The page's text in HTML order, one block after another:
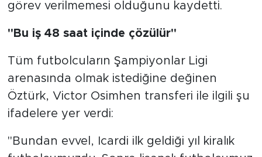
görev verilmemesi olduğunu kaydetti.
"Bu iş 48 saat içinde çözülür"
Tüm futbolcuların Şampiyonlar Ligi
arenasında olmak istediğine değinen
Öztürk, Victor Osimhen transferi ile ilgili şu
ifadelere yer verdi:
"Bundan evvel, Icardi ilk geldiği yıl kiralık